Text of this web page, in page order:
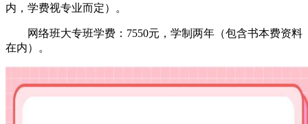
内，学费视专业而定）。
网络班大专班学费：7550元，学制两年（包含书本费资料
在内）。